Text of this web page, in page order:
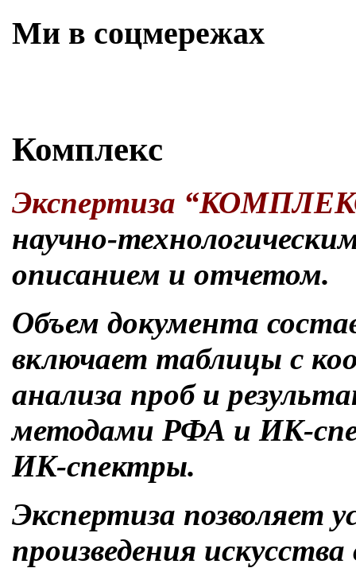
Ми в соцмережах
Skip
content
Комплекс
Экспертиза
научно-
описанием и отчетом.
Объем документа
включает таблицы с
анализа проб и
методами РФА и ИК-
ИК-спектры.
Экспертиза позволяет
произведения